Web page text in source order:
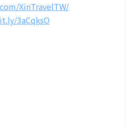
XinTravelTW/
3aCqksO